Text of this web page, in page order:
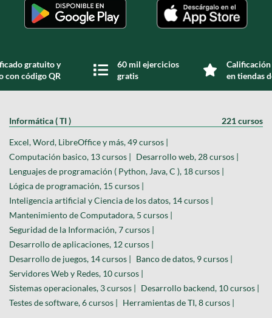
gratuito y
con código QR
60 mil ejercicios
gratis
en tiendas
Informática ( TI ) 221 cursos
Excel, Word, LibreOffice y más, 49 cursos |
Computación basico, 13 cursos | Desarrollo web, 28 cursos |
Lenguajes de programación ( Python, Java, C ), 18 cursos |
Lógica de programación, 15 cursos |
Inteligencia artificial y Ciencia de los datos, 14 cursos |
Mantenimiento de Computadora, 5 cursos |
Seguridad de la Información, 7 cursos |
Desarrollo de aplicaciones, 12 cursos |
Desarrollo de juegos, 14 cursos | Banco de datos, 9 cursos |
Servidores Web y Redes, 10 cursos |
Sistemas operacionales, 3 cursos | Desarrollo backend, 10 cursos |
Testes de software, 6 cursos | Herramientas de TI, 8 cursos |